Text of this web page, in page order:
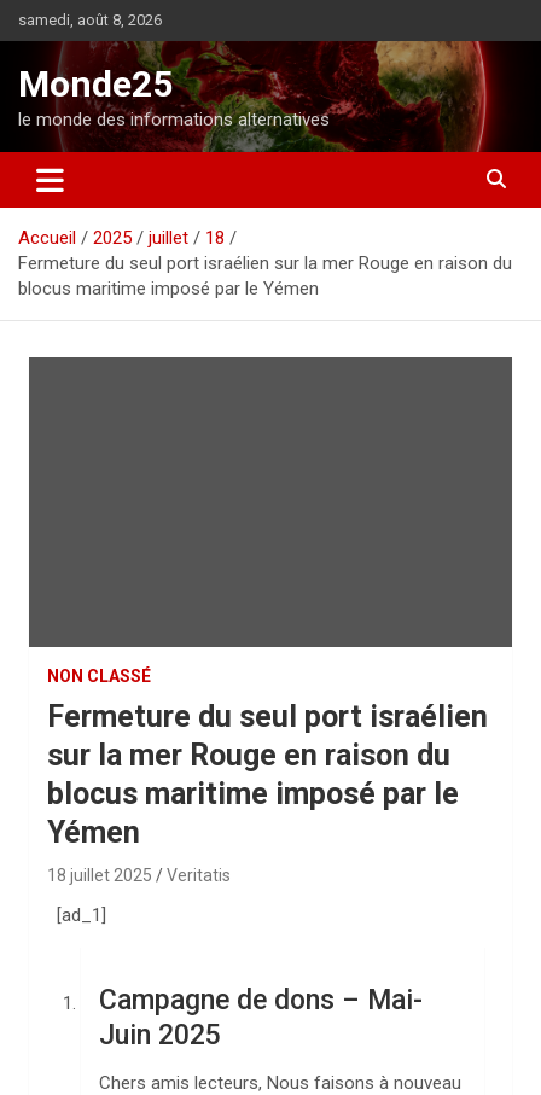
l
o
n
samedi, août 8, 2026
Monde25
le monde des informations alternatives
Accueil 2025 juillet
18
Fermeture du seul port israélien sur la mer Rouge en raison du
blocus maritime imposé par le Yémen
NON CLASSÉ
Fermeture du seul port israélien
sur la mer Rouge en raison du
blocus maritime imposé par le
Yémen
18 juillet 2025 Veritatis
[ad_1]
Campagne de dons – Mai-
Juin 2025
Chers amis lecteurs, Nous faisons à nouveau